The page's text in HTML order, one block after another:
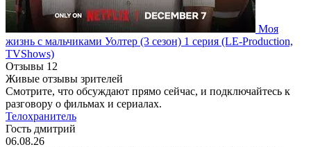
Моя
жизнь с мальчиками Уолтер (3 сезон) 1 серия (LE-Production,
TVShows)
Отзывы 12
Живые отзывы зрителей
Смотрите, что обсуждают прямо сейчас, и подключайтесь к
разговору о фильмах и сериалах.
Телохранитель
Гость дмитрий
06.08.26